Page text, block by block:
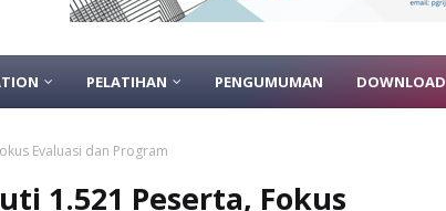
PELATIHAN PENGUMUMAN DOWNLOAD
Evaluasi dan Program
1.521 Peserta, Fokus